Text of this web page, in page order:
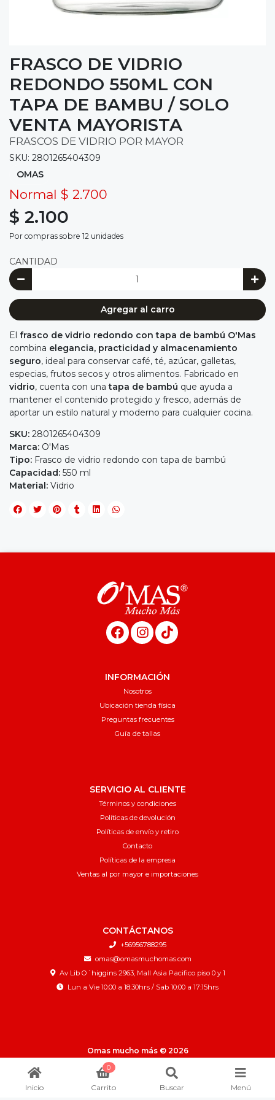
FRASCO DE VIDRIO
REDONDO 550ML CON
TAPA DE BAMBU / SOLO
VENTA MAYORISTA
FRASCOS DE VIDRIO POR MAYOR
SKU: 2801265404309
OMAS
Normal $ 2.700
$ 2.100
Por compras sobre 12 unidades
CANTIDAD
Agregar al carro
El frasco de vidrio redondo con tapa de bambú O'Mas
combina elegancia, practicidad y almacenamiento
seguro, ideal para conservar café, té, azúcar, galletas,
especias, frutos secos y otros alimentos. Fabricado en
vidrio, cuenta con unatapa de bambú que ayuda a
mantener el contenido protegido y fresco, además de
aportar un estilo natural y moderno para cualquier cocina.
SKU: 2801265404309
Marca: O'Mas
Tipo: Frasco de vidrio redondo con tapa de bambú
Capacidad: 550 ml
Material: Vidrio
INFORMACIÓN
Nosotros
Ubicación tienda física
Preguntas frecuentes
Guía de tallas
SERVICIO AL CLIENTE
Términos y condiciones
Políticas de devolución
Políticas de envío y retiro
Contacto
Políticas de la empresa
Ventas al por mayor e importaciones
CONTÁCTANOS
+56956788295
omas@omasmuchomas.com
Av Lib O´higgins 2963, Mall Asia Pacifico piso 0 y 1
Lun a Vie 10:00 a 18:30hrs / Sab 10:00 a 17:15hrs
Omas mucho más © 2026
¿Te gusta mi tienda? Yo vendo con
Inicio
0
Carrito Buscar Menú